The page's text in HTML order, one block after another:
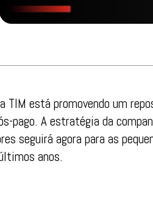
TIM está promovendo um
pago. A estratégia da
seguirá agora para as
anos.